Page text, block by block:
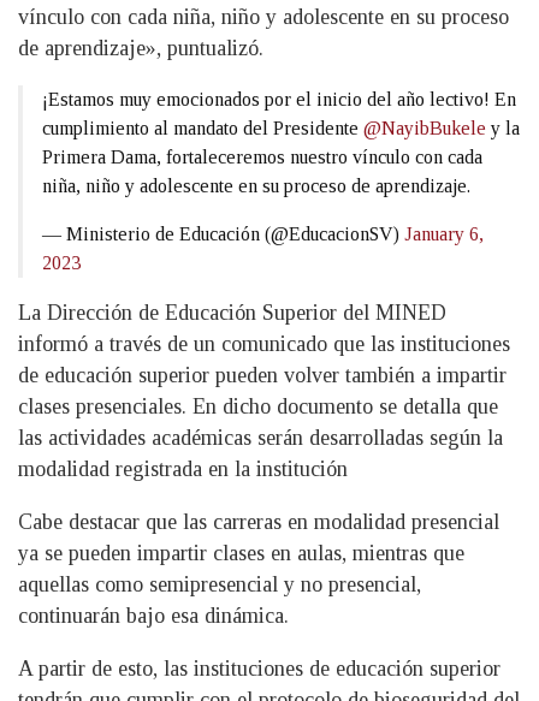
vínculo con cada niña, niño y adolescente en su proceso
de aprendizaje», puntualizó.
¡Estamos muy emocionados por el inicio del año lectivo! En
cumplimiento al mandato del Presidente @NayibBukele y la
Primera Dama, fortaleceremos nuestro vínculo con cada
niña, niño y adolescente en su proceso de aprendizaje.
— Ministerio de Educación (@EducacionSV) January 6,
2023
La Dirección de Educación Superior del MINED
informó a través de un comunicado que las instituciones
de educación superior pueden volver también a impartir
clases presenciales. En dicho documento se detalla que
las actividades académicas serán desarrolladas según la
modalidad registrada en la institución
Cabe destacar que las carreras en modalidad presencial
ya se pueden impartir clases en aulas, mientras que
aquellas como semipresencial y no presencial,
continuarán bajo esa dinámica.
A partir de esto, las instituciones de educación superior